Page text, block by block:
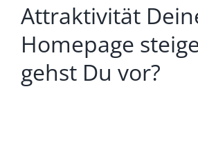
Attraktivität
Homepage
gehst Du vor?